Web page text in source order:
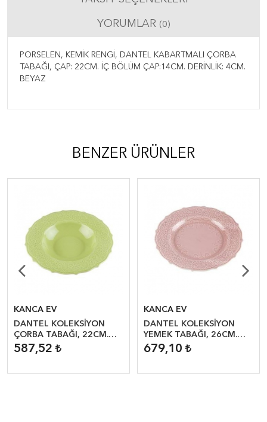
YORUMLAR (0)
PORSELEN, KEMİK RENGİ, DANTEL KABARTMALI ÇORBA
TABAĞI, ÇAP: 22CM. İÇ BÖLÜM ÇAP:14CM. DERİNLİK: 4CM.
BEYAZ
BENZER ÜRÜNLER
KANCA EV
DANTEL KOLEKSİYON
ÇORBA TABAĞI, 22CM.
YEŞİL (2 ADET)
587,52
KANCA EV
DANTEL KOLEKSİYON
YEMEK TABAĞI, 26CM.
PEMBE (2 ADET)
679,10